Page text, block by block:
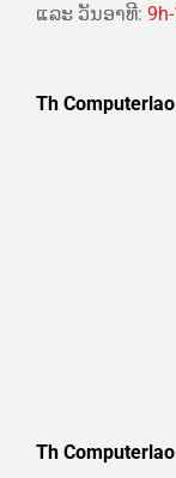
ແລະ ວັນອາທີ:
Th Computerlao
Th Computerlao